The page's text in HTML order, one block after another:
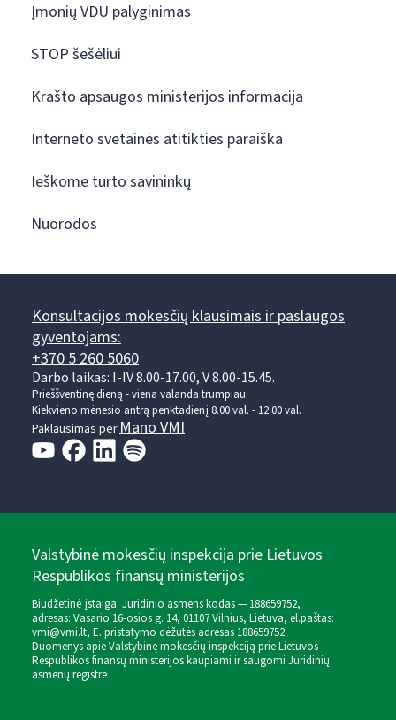
Įmonių VDU palyginimas
STOP šešėliui
Krašto apsaugos ministerijos informacija
Interneto svetainės atitikties paraiška
Ieškome turto savininkų
Nuorodos
Konsultacijos mokesčių klausimais ir paslaugos
gyventojams:
+370 5 260 5060
Darbo laikas: I-IV 8.00-17.00, V 8.00-15.45.
Prieššventinę dieną - viena valanda trumpiau.
Kiekvieno mėnesio antrą penktadienį 8.00 val. - 12.00 val.
Paklausimas perMano VMI
Valstybinė mokesčių inspekcija prie Lietuvos
Respublikos finansų ministerijos
Biudžetinė įstaiga. Juridinio asmens kodas — 188659752,
adresas: Vasario 16-osios g. 14, 01107 Vilnius, Lietuva, el.paštas:
vmi@vmi.lt, E. pristatymo dėžutės adresas 188659752
Duomenys apie Valstybinę mokesčių inspekciją prie Lietuvos
Respublikos finansų ministerijos kaupiami ir saugomi Juridinių
asmenų registre